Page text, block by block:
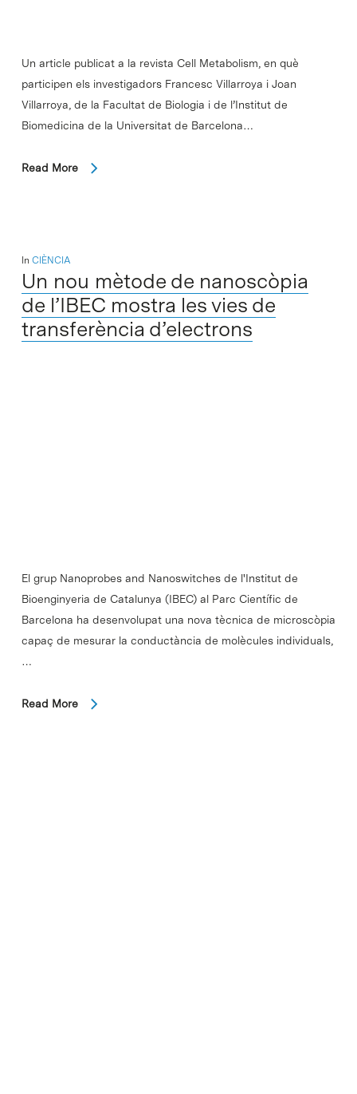
Un article publicat a la revista Cell Metabolism, en què
participen els investigadors Francesc Villarroya i Joan
Villarroya, de la Facultat de Biologia i de l’Institut de
Biomedicina de la Universitat de Barcelona…
Read More
In CIÈNCIA
Un nou mètode de nanoscòpia
de l’IBEC mostra les vies de
transferència d’electrons
El grup Nanoprobes and Nanoswitches de l'Institut de
Bioenginyeria de Catalunya (IBEC) al Parc Científic de
Barcelona ha desenvolupat una nova tècnica de microscòpia
capaç de mesurar la conductància de molècules individuals,
Read More